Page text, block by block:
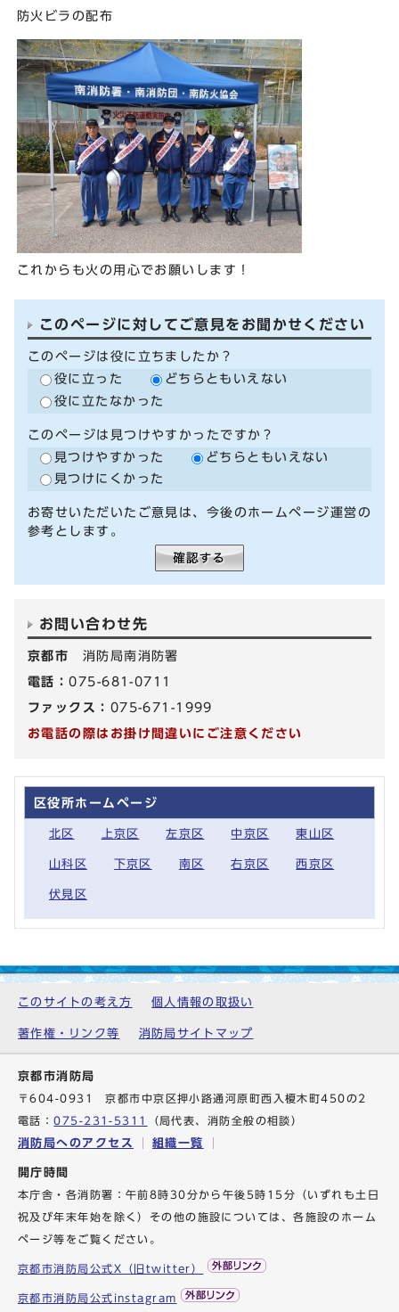
防火ビラの配布
これからも火の用心でお願いします！
このページに対してご意見をお聞かせください
このページは役に立ちましたか？
役に立った
どちらともいえない
役に立たなかった
このページは見つけやすかったですか？
見つけやすかった
どちらともいえない
見つけにくかった
お寄せいただいたご意見は、今後のホームページ運営の
参考とします。
お問い合わせ先
京都市 消防局南消防署
電話：075-681-0711
ファックス： 075-671-1999
お電話の際はお掛け間違いにご注意ください
区役所ホームページ
北区 上京区 左京区 中京区 東山区
山科区 下京区 南区 右京区 西京区
伏見区
このサイトの考え方 個人情報の取扱い
著作権・リンク等 消防局サイトマップ
京都市消防局
〒604-0931 京都市中京区押小路通河原町西入榎木町450の2
電話：075-231-5311 （局代表、消防全般の相談）
消防局へのアクセス 組織一覧
開庁時間
本庁舎・各消防署：午前8時30分から午後5時15分（いずれも土日
祝及び年末年始を除く）その他の施設については、各施設のホーム
ページ等をご覧ください。
京都市消防局公式X（旧twitter）
京都市消防局公式instagram